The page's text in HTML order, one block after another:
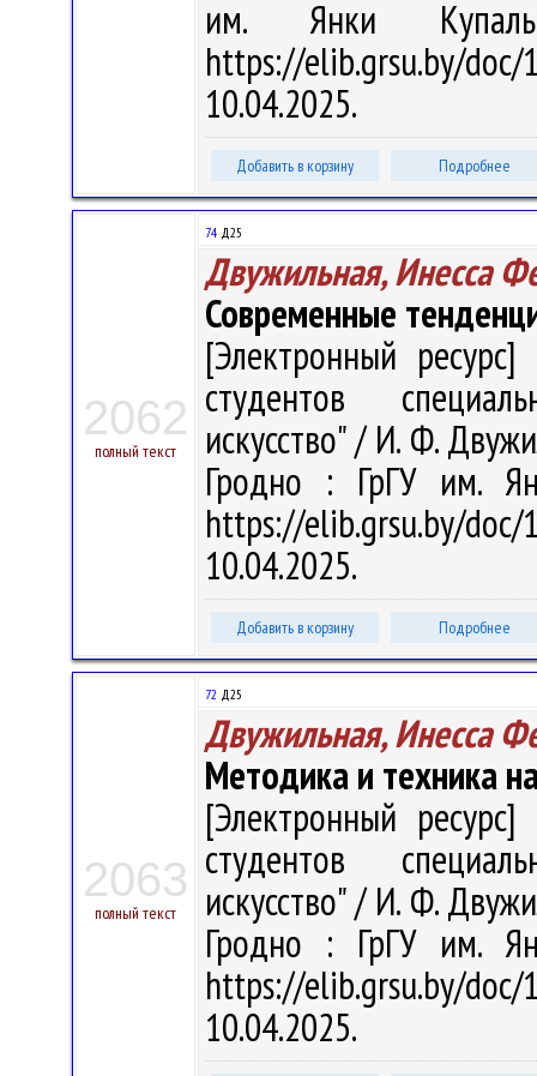
им. Янки
https://elib.grsu.by/
10.04.2025.
Добавить в корзину Подробнее
2062
полный текст
74 Д25
Двужильная, Инесса
Современные
[Электронный
студентов
искусство" / И. Ф.
Гродно : ГрГУ им.
https://elib.grsu.by/
10.04.2025.
Добавить в корзину Подробнее
2063
полный текст
72 Д25
Двужильная, Инесса
Методика и техника
[Электронный
студентов
искусство" / И. Ф.
Гродно : ГрГУ им.
https://elib.grsu.by/
10.04.2025.